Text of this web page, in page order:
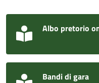
Albo pretorio
Bandi di gara